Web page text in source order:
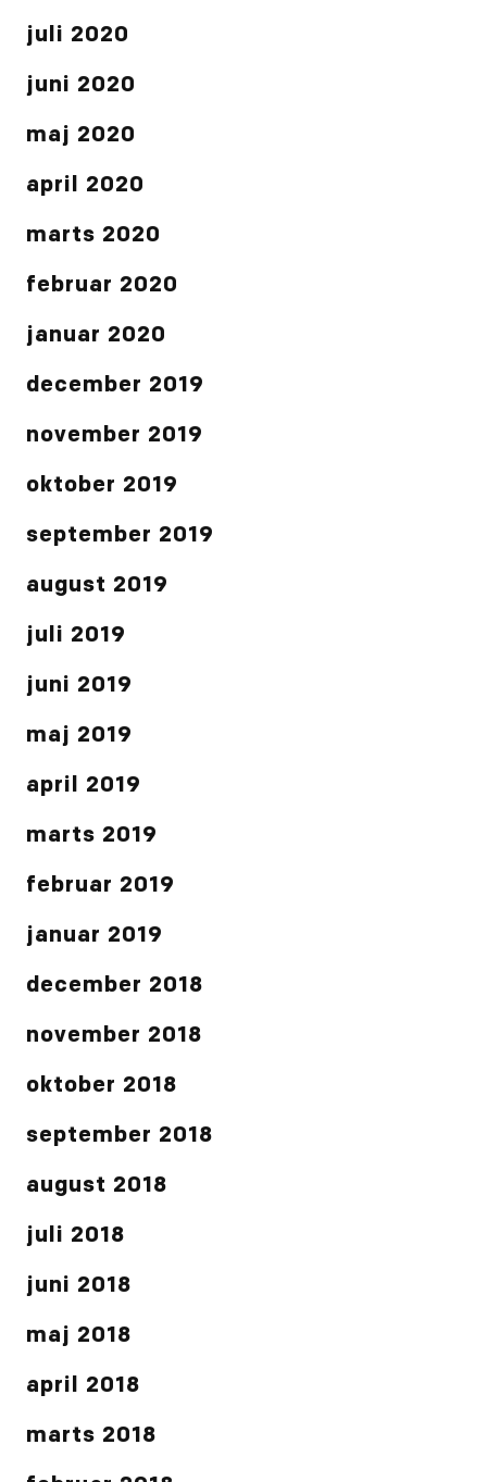
juli 2020
juni 2020
maj 2020
april 2020
marts 2020
februar 2020
januar 2020
december 2019
november 2019
oktober 2019
september 2019
august 2019
juli 2019
juni 2019
maj 2019
april 2019
marts 2019
februar 2019
januar 2019
december 2018
november 2018
oktober 2018
september 2018
august 2018
juli 2018
juni 2018
maj 2018
april 2018
marts 2018